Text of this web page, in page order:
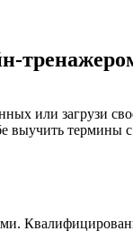
или загрузи
выучить